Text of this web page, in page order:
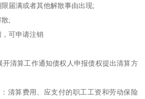
届满或者其他解散事由出现;
;
可申请注销
开清算工作通知债权人申报债权提出清算方
清算费用、应支付的职工工资和劳动保险